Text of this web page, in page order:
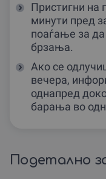
Пристигни на
минути пред
поаѓање за да
брзања.
Ако се
вечера,
однапред
барања во
Подетално